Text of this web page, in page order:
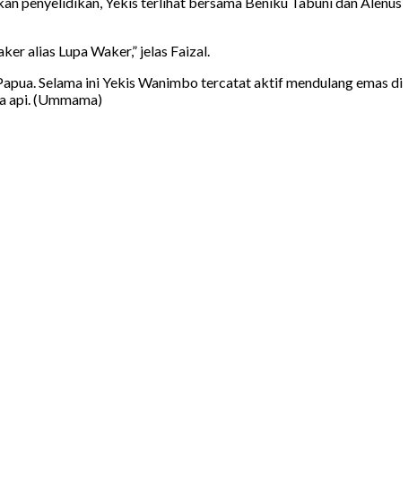
alias Lupa Waker,” jelas Faizal.
Selama ini Yekis Wanimbo tercatat aktif mendulang emas di
api. (Ummama)